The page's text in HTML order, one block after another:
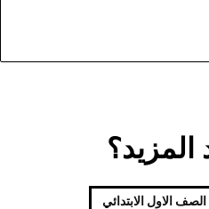
الصف الاول الابتدائي